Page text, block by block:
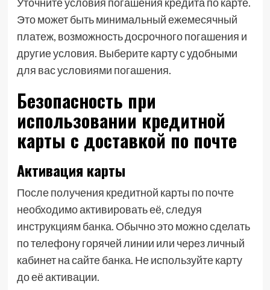
Это может быть минимальный ежемесячный
платеж, возможность досрочного погашения и
другие условия. Выберите карту с удобными
для вас условиями погашения.
Безопасность при
использовании кредитной
карты с доставкой по почте
Активация карты
После получения кредитной карты по почте
необходимо активировать её, следуя
инструкциям банка. Обычно это можно сделать
по телефону горячей линии или через личный
кабинет на сайте банка. Не используйте карту
до её активации.